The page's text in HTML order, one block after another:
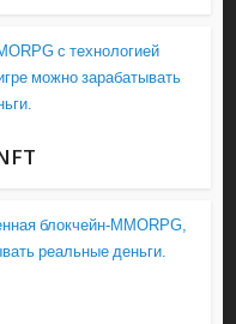
с технологией
можно зарабатывать
блокчейн-MMORPG,
реальные деньги.